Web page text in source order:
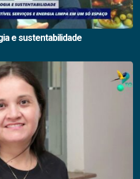
e sustentabilidade